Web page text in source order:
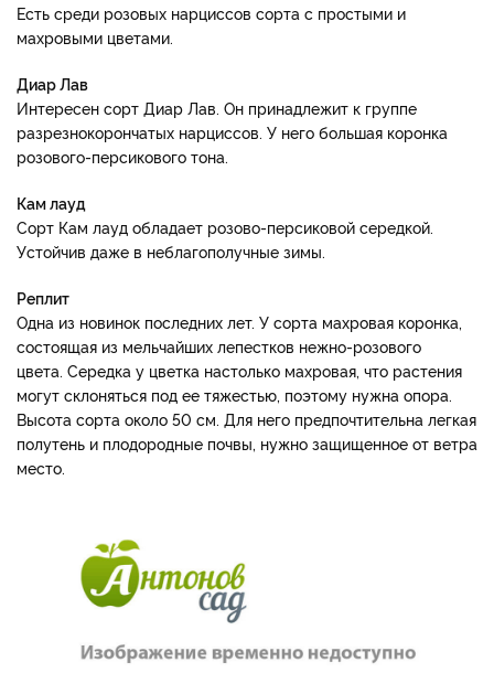
Есть среди розовых нарциссов сорта с простыми и
махровыми цветами.
Диар Лав
Интересен сорт Диар Лав. Он принадлежит к группе
разрезнокорончатых нарциссов. У него большая коронка
розового-персикового тона.
Кам лауд
Сорт Кам лауд обладает розово-персиковой середкой.
Устойчив даже в неблагополучные зимы.
Реплит
Одна из новинок последних лет. У сорта махровая коронка,
состоящая из мельчайших лепестков нежно-розового
цвета. Середка у цветка настолько махровая, что растения
могут склоняться под ее тяжестью, поэтому нужна опора.
Высота сорта около 50 см. Для него предпочтительна легкая
полутень и плодородные почвы, нужно защищенное от ветра
место.